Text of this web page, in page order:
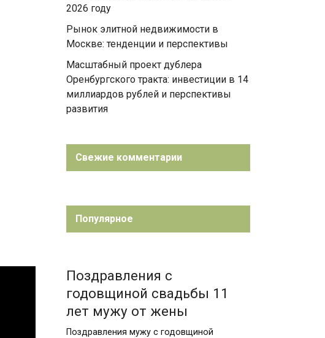
2026 году
Рынок элитной недвижимости в
Москве: тенденции и перспективы
Масштабный проект дублера
Оренбургского тракта: инвестиции в 14
миллиардов рублей и перспективы
развития
Свежие комментарии
Популярное
Поздравления с
годовщиной свадьбы 11
лет мужу от жены
Поздравления мужу с годовщиной